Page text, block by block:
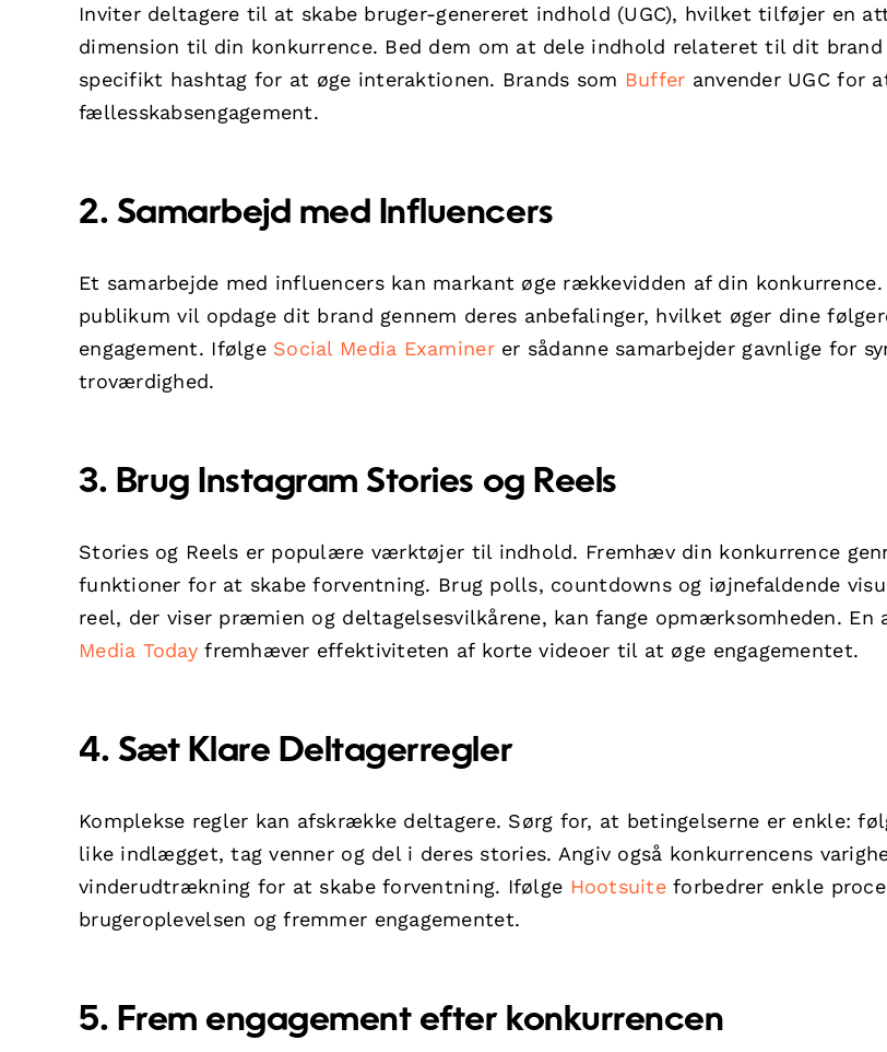
Inviter deltagere til at skabe bruger-genereret indhold (UGC), hvilket tilføjer en
dimension til din konkurrence. Bed dem om at dele indhold relateret til dit brand
specifikt hashtag for at øge interaktionen. Brands som Buffer anvender UGC for
fællesskabsengagement.
2. Samarbejd med Influencers
Et samarbejde med influencers kan markant øge rækkevidden af din konkurrence.
publikum vil opdage dit brand gennem deres anbefalinger, hvilket øger dine
engagement. Ifølge Social Media Examinerer sådanne samarbejder gavnlige for
troværdighed.
3. Brug Instagram Stories og Reels
Stories og Reels er populære værktøjer til indhold. Fremhæv din konkurrence
funktioner for at skabe forventning. Brug polls, countdowns og iøjnefaldende
reel, der viser præmien og deltagelsesvilkårene, kan fange opmærksomheden. En
Media Todayfremhæver effektiviteten af korte videoer til at øge engagementet.
4. Sæt Klare Deltagerregler
Komplekse regler kan afskrække deltagere. Sørg for, at betingelserne er enkle:
like indlægget, tag venner og del i deres stories. Angiv også konkurrencens
vinderudtrækning for at skabe forventning. Ifølge Hootsuiteforbedrer enkle
brugeroplevelsen og fremmer engagementet.
5. Frem engagement efter konkurrencen